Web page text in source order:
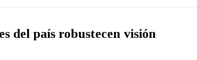
del país robustecen visión